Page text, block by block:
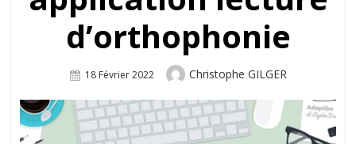
d’orthophonie
Posted
18 Février 2022 Author
Christophe GILGER